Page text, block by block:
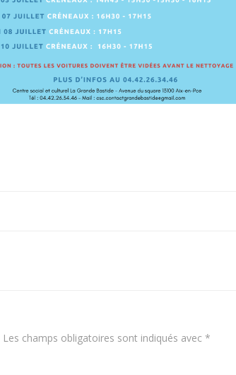
Les champs obligatoires sont indiqués avec *